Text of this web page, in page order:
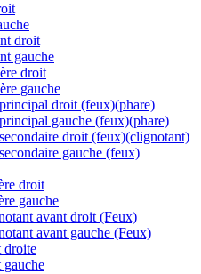
droit
gauche
droit
gauche
droit (feux)(phare)
gauche (feux)(phare)
droit (feux)(clignotant)
gauche (feux)
droit
gauche
avant droit (Feux)
avant gauche (Feux)
droite
gauche